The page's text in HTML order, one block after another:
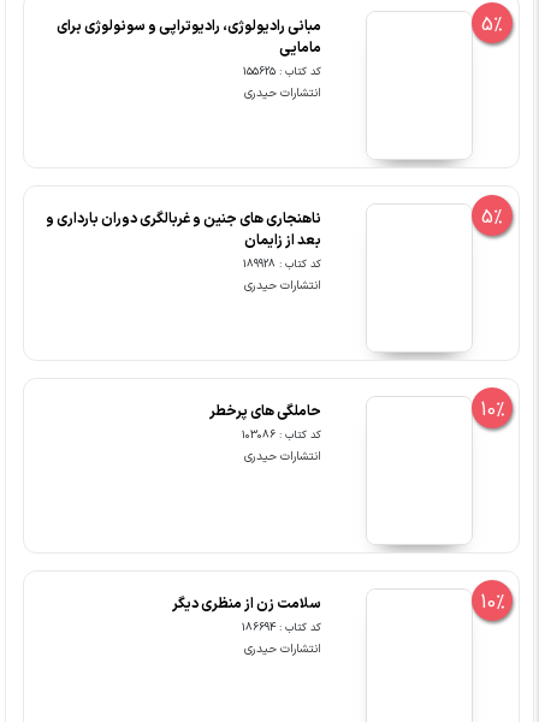
5%
مبانی رادیولوژی، رادیوتراپی و سونولوژی برای
مامایی
کد کتاب : 155625
انتشارات حیدری
5%
ناهنجاری های جنین و غربالگری دوران بارداری و
بعد از زایمان
کد کتاب : 189928
انتشارات حیدری
10% حاملگی های پرخطر
کد کتاب : 103086
انتشارات حیدری
10% سلامت زن از منظری دیگر
کد کتاب : 186694
انتشارات حیدری